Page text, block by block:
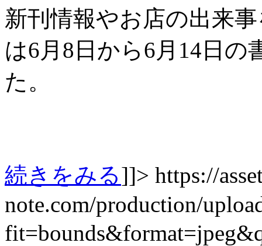
新刊情報やお店の出来
は6月8日から6月14日
た。
続きをみる]]> https://
note.com/production/